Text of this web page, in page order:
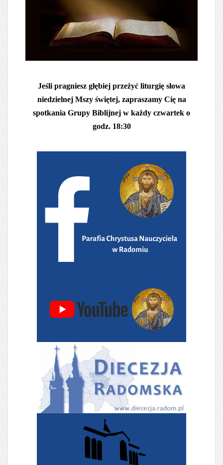
Jeśli pragniesz głębiej przeżyć liturgię słowa
niedzielnej Mszy świętej, zapraszamy Cię na
spotkania Grupy Biblijnej w każdy czwartek o
godz. 18:30